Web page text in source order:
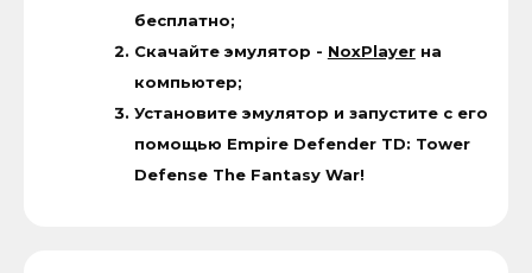
бесплатно;
Скачайте эмулятор - NoxPlayerна
компьютер;
Установите эмулятор и запустите с его
помощью Empire Defender TD: Tower
Defense The Fantasy War!